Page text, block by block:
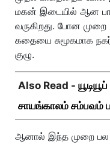
மகன் இடையில் ஆன
வருகிறது. போன
கதையை சுமூகமாக
குழு.
Also Read -
சாயங்காலம் சம்பவம்
ஆனால் இந்த முறை பல